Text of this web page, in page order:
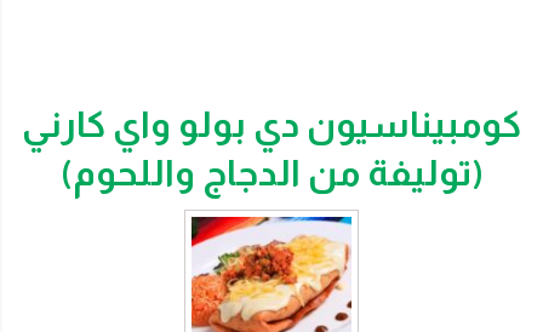
كومبيناسيون دي بولو واي كارني
(توليفة من الدجاج واللحوم)